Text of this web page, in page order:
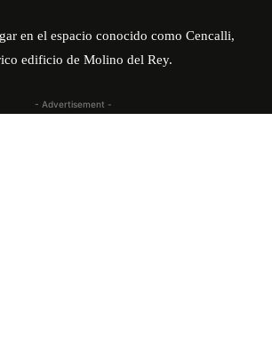
en el espacio conocido como Cencalli,
edificio de Molino del Rey.
- Advertisement -